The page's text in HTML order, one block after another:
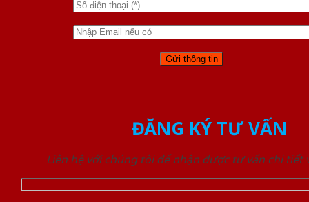
ĐĂNG KÝ TƯ VẤN
Liên hệ với chúng tôi để nhận được tư vấn chi tiết